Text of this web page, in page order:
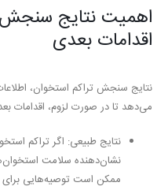
اهمیت نتایج سنجش
اقدامات بعدی
نتایج سنجش تراکم استخوان،
می‌دهد تا در صورت لزوم، اقدامات
نتایج طبیعی: اگر تراکم
نشان‌دهنده سلامت
ممکن است توصیه‌هایی برای